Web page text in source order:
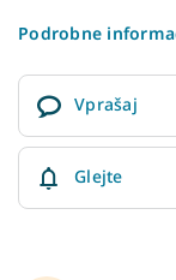
Podrobne
Vprašaj
Glejte